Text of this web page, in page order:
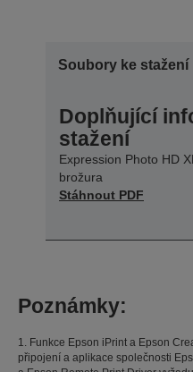
Soubory ke stažení
Doplňující
stažení
Expression Photo HD
brožura
Stáhnout PDF
Poznámky:
1. Funkce Epson iPrint a Epson
připojení a aplikace společnosti